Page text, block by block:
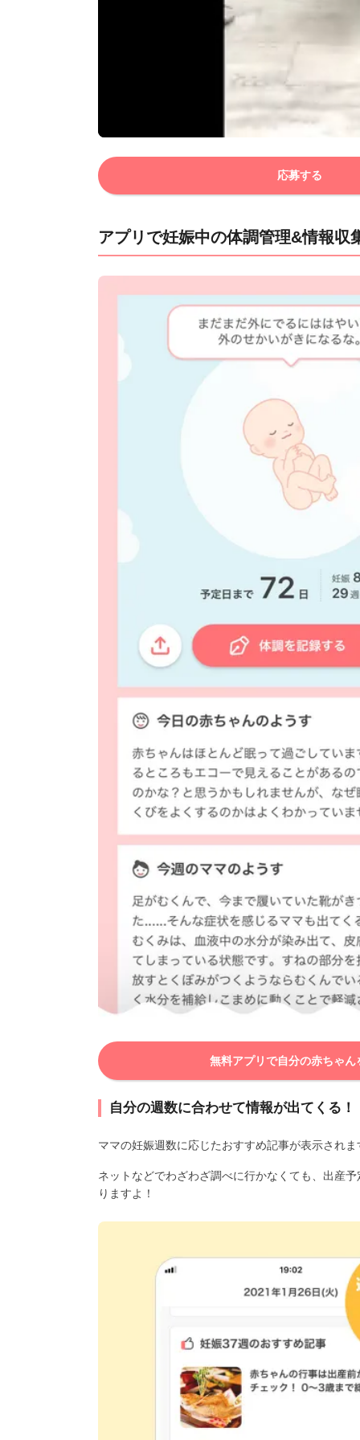
応募する
アプリで妊娠中の体調管理&情報収
無料アプリで自分の赤ちゃん
自分の週数に合わせて情報が出てくる！
ママの妊娠週数に応じたおすすめ記事が表示されま
ネットなどでわざわざ調べに行かなくても、出産
りますよ！